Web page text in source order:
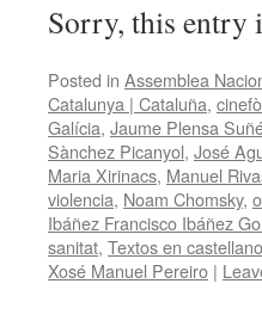
Sorry, this entry
Posted in Assemblea
Catalunya | Cataluña,
Galícia, Jaume Plensa
Sànchez Picanyol, José
Maria Xirinacs, Manuel
violencia, Noam Chomsky,
Ibáñez Francisco Ibáñez
sanitat, Textos en castellano
Xosé Manuel Pereiro |